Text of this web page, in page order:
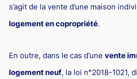
Contentieux cession d’entreprise
Droit commercial
s’agit de la vente d’une maison
logement en copropriété.
En outre, dans le cas d’une vente
logement neuf, la loi n°2018-1021,